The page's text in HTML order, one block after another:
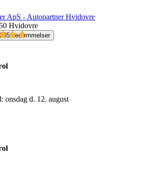
ApS - Autopartner Hvidovre
Hvidovre
bedømmelser
onsdag d. 12. august